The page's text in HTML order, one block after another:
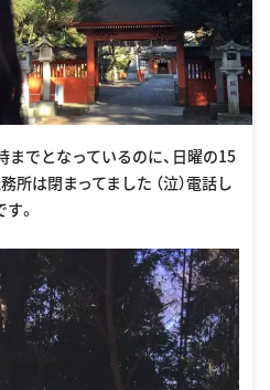
でとなっているのに、日曜の15
所は閉まってました （泣）電話し
。